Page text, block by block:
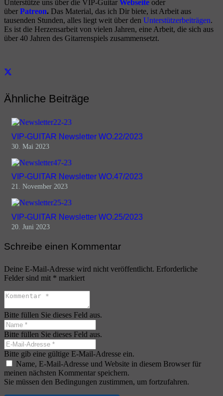
Unterstütze uns über die VIP-Guitar Webseite oder
über Patreon. Das Material, das ich Dir biete, ist Arbeit aus
tausenden Stunden, alles liegt weit über den Unterstützerbeiträgen.
Es ist die Herzensarbeit von vielen Jahren, eine Arbeit, die sich aus
über 40 Jahren des Gitarrenspiels zusammensetzt.
Ähnliche Beiträge
VIP-GUITAR Newsletter WO.22/2023
30. Mai 2023
VIP-GUITAR Newsletter WO.47/2023
21. November 2023
VIP-GUITAR Newsletter WO.25/2023
20. Juni 2023
Schreibe einen Kommentar
Deine E-Mail-Adresse wird nicht veröffentlicht. Erforderliche
Felder sind mit * markiert
Bitte füllen Sie dieses Feld aus.
Bitte füllen Sie dieses Feld aus.
Bitte gib eine gültige E-Mail-Adresse ein.
Name, E-Mail-Adresse und Website in diesem Browser für
meinen nächsten Kommentar speichern.
Sie müssen den Bedingungen zustimmen, um fortzufahren.